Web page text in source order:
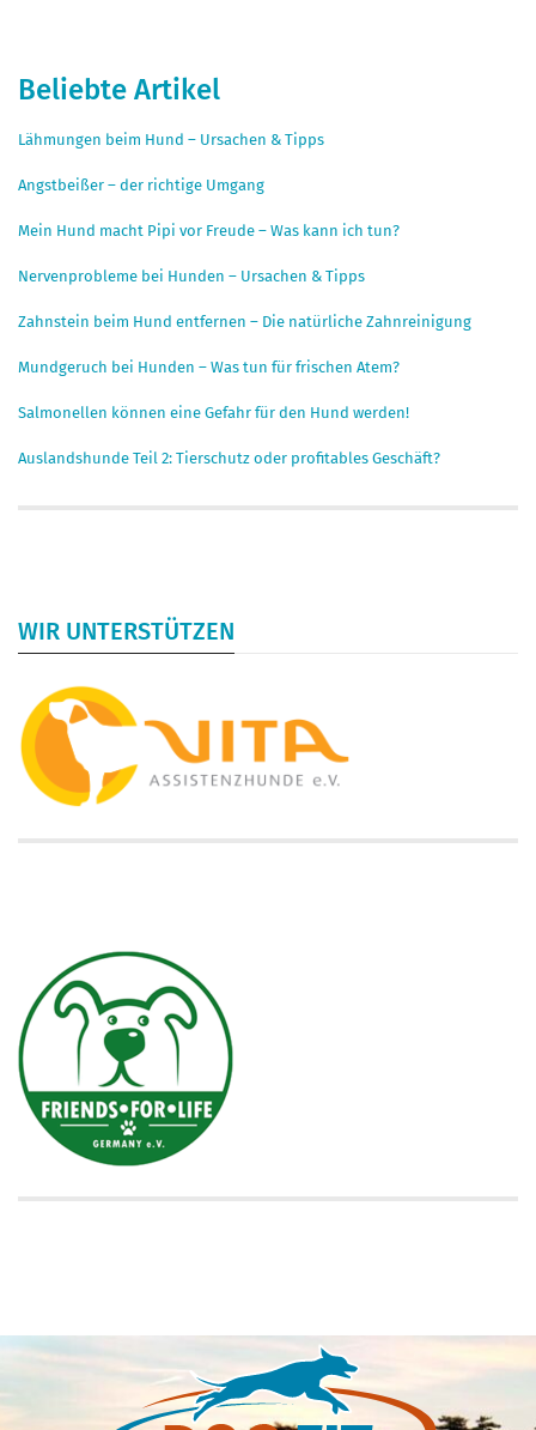
Beliebte Artikel
Lähmungen beim Hund – Ursachen & Tipps
Angstbeißer – der richtige Umgang
Mein Hund macht Pipi vor Freude – Was kann ich tun?
Nervenprobleme bei Hunden – Ursachen & Tipps
Zahnstein beim Hund entfernen – Die natürliche Zahnreinigung
Mundgeruch bei Hunden – Was tun für frischen Atem?
Salmonellen können eine Gefahr für den Hund werden!
Auslandshunde Teil 2: Tierschutz oder profitables Geschäft?
WIR UNTERSTÜTZEN